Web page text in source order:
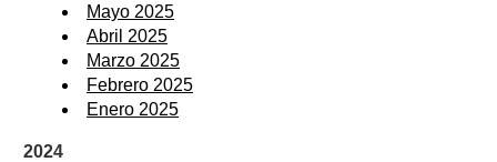
Mayo 2025
Abril 2025
Marzo 2025
Febrero 2025
Enero 2025
2024